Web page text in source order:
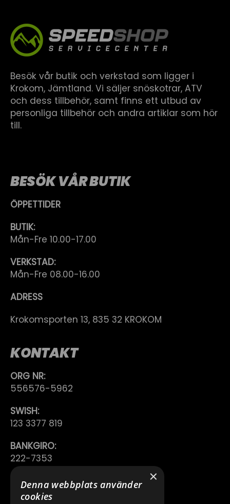
Besök vår butik och verkstad som ligger i
Krokom, Jämtland. Vi säljer snöskotrar, ATV
och dess tillbehör, samt finns ett utbud av
personliga tillbehör och andra artiklar som hör
till.
BESÖK VÅR BUTIK
ÖPPETTIDER
BUTIK:
Mån-Fre 10.00-17.00
VERKSTAD:
Mån-Fre 08.00-16.00
ADRESS
Krokomsporten 13, 835 32 KROKOM
KONTAKT
ORG NR:
556576-5962
SWISH:
123 3377 819
BANKGIRO:
222-7353
TELEFON:
0640 200 50
×
Denna webbplats använder
cookies